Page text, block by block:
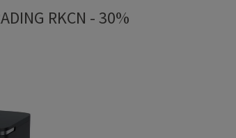
RKCN - 30%